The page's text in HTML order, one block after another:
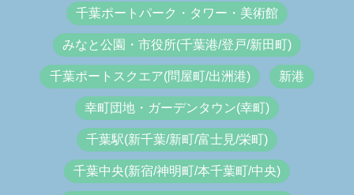
千葉ポートパーク・タワー・美術館
みなと公園・市役所(千葉港/登戸/新田町)
千葉ポートスクエア(問屋町/出洲港) 新港
幸町団地・ガーデンタウン(幸町)
千葉駅(新千葉/新町/富士見/栄町)
千葉中央(新宿/神明町/本千葉町/中央)